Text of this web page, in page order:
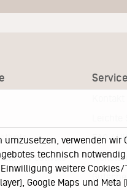
– Festivals
Service
FAQ /
verwenden wir
technisch
weitere
Google Maps und